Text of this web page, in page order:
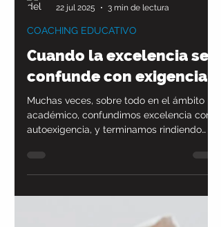
Pilar Lucena
22 jul 2025
3 min de lectura
COACHING EDUCATIVO
Cuando la excelencia se
confunde con exigencia
Muchas veces, sobre todo en el ámbito
desde la presión, no desde el propósito.